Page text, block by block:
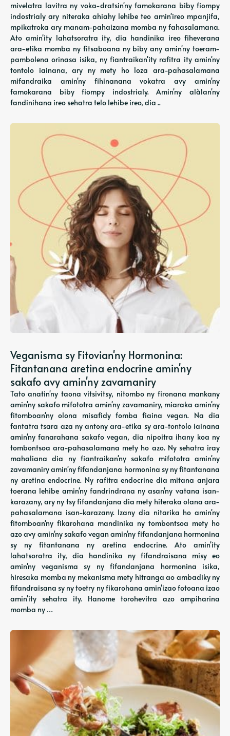
mivelatra lavitra ny voka-dratsin'ny famokarana biby fiompy
indostrialy ary niteraka ahiahy lehibe teo amin'ireo mpanjifa,
mpikatroka ary manam-pahaizana momba ny fahasalamana.
Ato amin'ity lahatsoratra ity, dia handinika ireo fiheverana
ara-etika momba ny fitsaboana ny biby any amin'ny toeram-
pambolena orinasa isika, ny fiantraikan'ity rafitra ity amin'ny
tontolo iainana, ary ny mety ho loza ara-pahasalamana
mifandraika amin'ny fihinanana vokatra avy amin'ny
famokarana biby fiompy indostrialy. Amin'ny alàlan'ny
fandinihana ireo sehatra telo lehibe ireo, dia ..
Veganisma sy Fitovian'ny Hormonina:
Fitantanana aretina endocrine amin'ny
sakafo avy amin'ny zavamaniry
Tato anatin'ny taona vitsivitsy, nitombo ny fironana mankany
amin'ny sakafo mifototra amin'ny zavamaniry, miaraka amin'ny
fitomboan'ny olona misafidy fomba fiaina vegan. Na dia
fantatra tsara aza ny antony ara-etika sy ara-tontolo iainana
amin'ny fanarahana sakafo vegan, dia nipoitra ihany koa ny
tombontsoa ara-pahasalamana mety ho azo. Ny sehatra iray
mahaliana dia ny fiantraikan'ny sakafo mifototra amin'ny
zavamaniry amin'ny fifandanjana hormonina sy ny fitantanana
ny aretina endocrine. Ny rafitra endocrine dia mitana anjara
toerana lehibe amin'ny fandrindrana ny asan'ny vatana isan-
karazany, ary ny tsy fifandanjana dia mety hiteraka olana ara-
pahasalamana isan-karazany. Izany dia nitarika ho amin'ny
fitomboan'ny fikarohana mandinika ny tombontsoa mety ho
azo avy amin'ny sakafo vegan amin'ny fifandanjana hormonina
sy ny fitantanana ny aretina endocrine. Ato amin'ity
lahatsoratra ity, dia handinika ny fifandraisana misy eo
amin'ny veganisma sy ny fifandanjana hormonina isika,
hiresaka momba ny mekanisma mety hitranga ao ambadiky ny
fifandraisana sy ny toetry ny fikarohana amin'izao fotoana izao
amin'ity sehatra ity. Hanome torohevitra azo ampiharina
momba ny …